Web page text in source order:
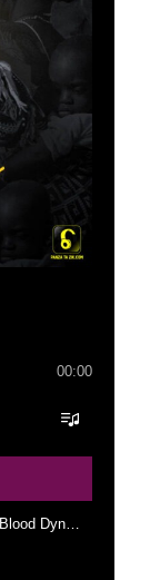
00:00
2. Fukufuenta Buzz - Sheguey Blood Dynastie